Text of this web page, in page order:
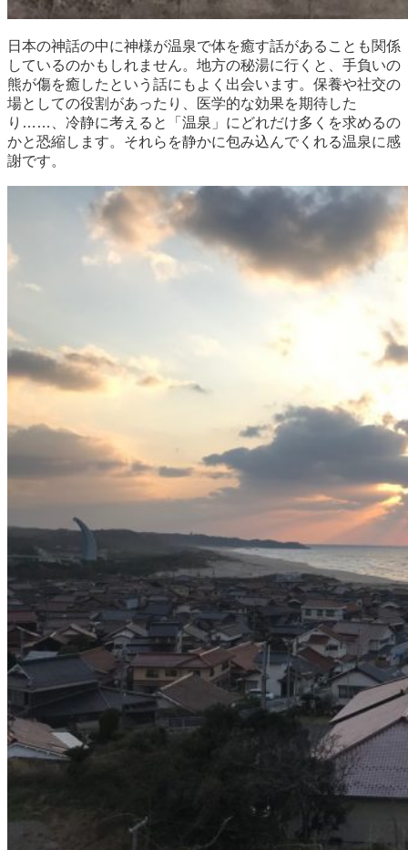
日本の神話の中に神様が温泉で体を癒す話があることも関係
しているのかもしれません。地方の秘湯に行くと、手負いの
熊が傷を癒したという話にもよく出会います。保養や社交の
場としての役割があったり、医学的な効果を期待した
り……、冷静に考えると「温泉」にどれだけ多くを求めるの
かと恐縮します。それらを静かに包み込んでくれる温泉に感
謝です。